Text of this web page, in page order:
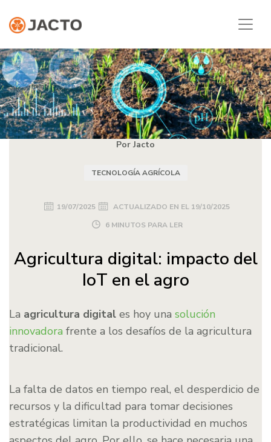
Por Jacto
TECNOLOGÍA AGRÍCOLA
19/07/2025 ACTUALIZADO EN EL 19/10/2025
6 MINUTOS PARA LER
Agricultura digital: impacto del
IoT en el agro
La agricultura digital es hoy una solución
innovadora frente a los desafíos de la agricultura
tradicional.
La falta de datos en tiempo real, el desperdicio de
recursos y la dificultad para tomar decisiones
estratégicas limitan la productividad en muchos